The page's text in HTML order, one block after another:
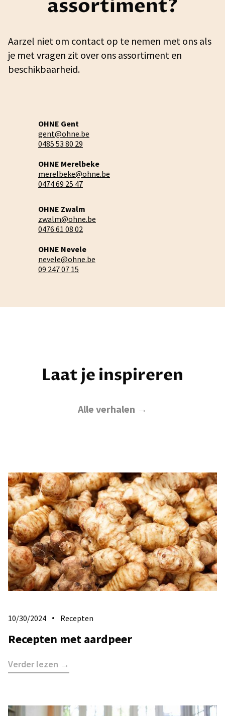
assortiment?
Aarzel niet om contact op te nemen met ons als
je met vragen zit over ons assortiment en
beschikbaarheid.
OHNE Gent
gent@ohne.be
0485 53 80 29
OHNE Merelbeke
merelbeke@ohne.be
0474 69 25 47
OHNE Zwalm
zwalm@ohne.be
0476 61 08 02
OHNE Nevele
nevele@ohne.be
09 247 07 15
Laat je inspireren
Alle verhalen →
10/30/2024 Recepten
Recepten met aardpeer
Verder lezen →